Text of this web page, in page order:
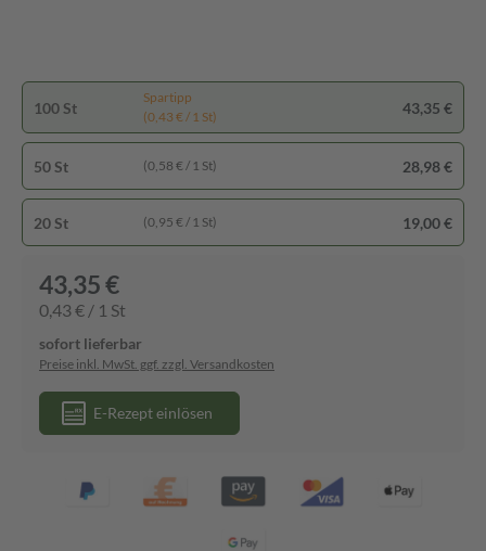
100 St
Spartipp
(0,43 € / 1 St)
43,35 €
50 St (0,58 € / 1 St) 28,98 €
20 St (0,95 € / 1 St) 19,00 €
43,35 €
0,43 € / 1 St
sofort lieferbar
Preise inkl. MwSt. ggf. zzgl. Versandkosten
E-Rezept einlösen